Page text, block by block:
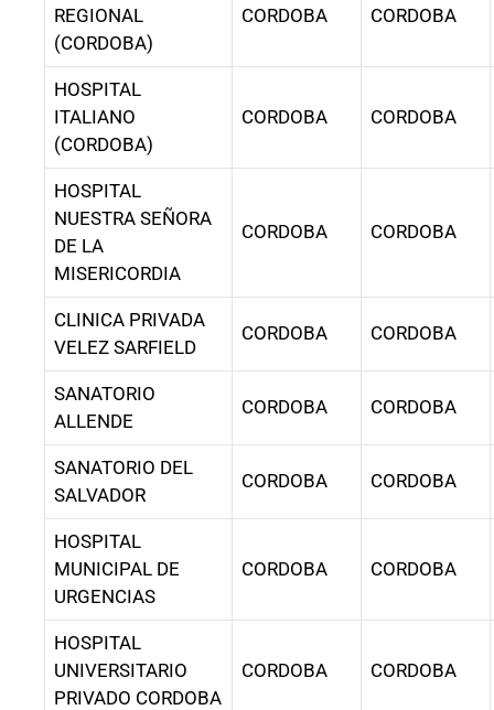
REGIONAL
(CORDOBA)
CORDOBA CORDOBA
HOSPITAL
ITALIANO
(CORDOBA)
CORDOBA CORDOBA
HOSPITAL
NUESTRA SEÑORA
DE LA
MISERICORDIA
CORDOBA CORDOBA
CLINICA PRIVADA
VELEZ SARFIELD
CORDOBA CORDOBA
SANATORIO
ALLENDE
CORDOBA CORDOBA
SANATORIO DEL
SALVADOR
CORDOBA CORDOBA
HOSPITAL
MUNICIPAL DE
URGENCIAS
CORDOBA CORDOBA
HOSPITAL
UNIVERSITARIO
PRIVADO CORDOBA
CORDOBA CORDOBA